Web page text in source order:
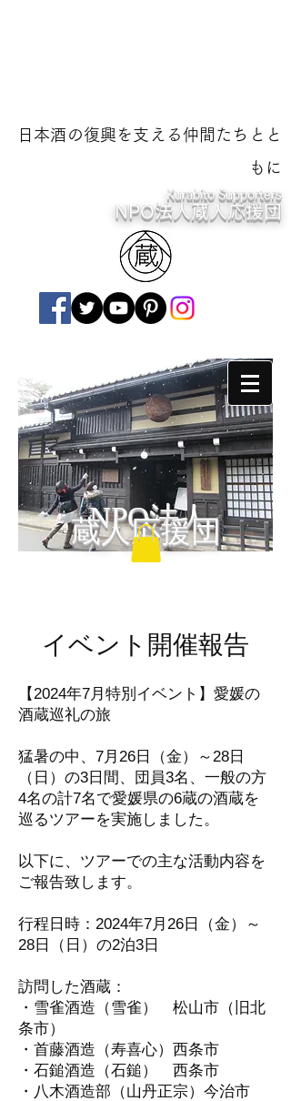
日本酒の復興を支える仲間たちとと
もに
Kurabito Supporters
NPO法人蔵人応援団
NPO法人
蔵人応援団
イベント開催報告
【2024年7月特別イベント】愛媛の
酒蔵巡礼の旅
猛暑の中、7月26日（金）～28日
（日）の3日間、団員3名、一般の方
4名の計7名で愛媛県の6蔵の酒蔵を
巡るツアーを実施しました。
以下に、ツアーでの主な活動内容を
ご報告致します。
行程日時：2024年7月26日（金）～
28日（日）の2泊3日
訪問した酒蔵：
・雪雀酒造（雪雀） 松山市（旧北
条市）
・首藤酒造（寿喜心）西条市
・石鎚酒造（石鎚） 西条市
・八木酒造部（山丹正宗）今治市